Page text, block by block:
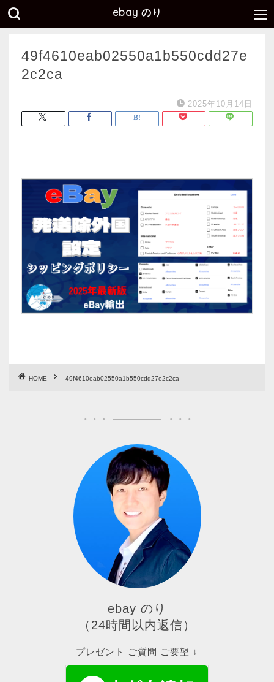
ebay のり
49f4610eab02550a1b550cdd27e
2c2ca
2025年10月14日
HOME 49f4610eab02550a1b550cdd27e2c2ca
ebay のり
（24時間以内返信）
プレゼント ご質問 ご要望 ↓